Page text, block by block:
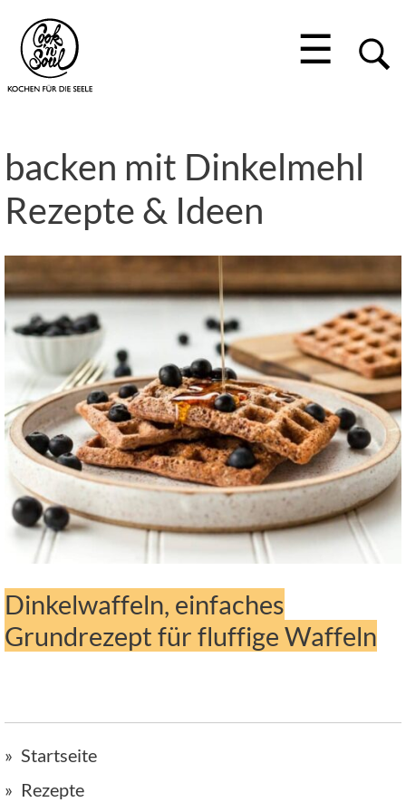
☰
backen mit Dinkelmehl
Rezepte & Ideen
Dinkelwaffeln, einfaches
Grundrezept für fluffige Waffeln
Startseite
Rezepte